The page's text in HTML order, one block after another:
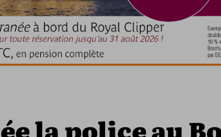
la police au